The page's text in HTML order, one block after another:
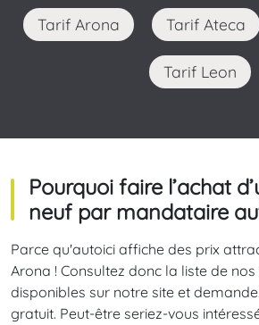
Tarif Arona Tarif Ateca
Tarif Leon
Pourquoi faire l’achat
neuf par mandataire
Parce qu'autoici affiche des prix
Arona ! Consultez donc la liste de nos
disponibles sur notre site et
gratuit. Peut-être seriez-vous